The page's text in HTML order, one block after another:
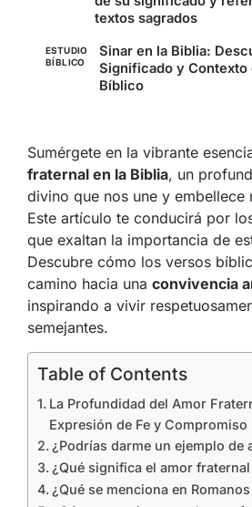
textos sagrados
ESTUDIO
BÍBLICO
Sinar en la Biblia:
Significado y Contexto
Bíblico
Sumérgete en la vibrante
fraternal en la Biblia, un
divino que nos une y embellece
Este artículo te conducirá por
que exaltan la importancia de
Descubre cómo los versos
camino hacia una convivencia
inspirando a vivir
semejantes.
Table of Contents
La Profundidad del Amor
Expresión de Fe y Compromiso
¿Podrías darme un ejemplo de
¿Qué significa el amor
¿Qué se menciona en Romanos